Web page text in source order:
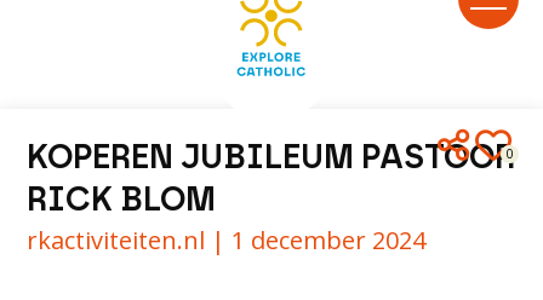
0
KOPEREN JUBILEUM PASTOOR
RICK BLOM
rkactiviteiten.nl | 1 december 2024